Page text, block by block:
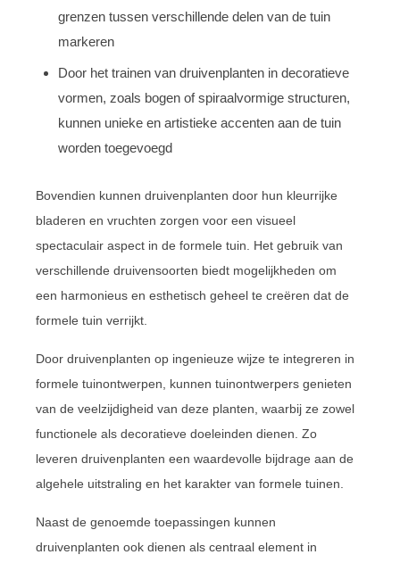
grenzen tussen verschillende delen van de tuin
markeren
Door het trainen van druivenplanten in decoratieve
vormen, zoals bogen of spiraalvormige structuren,
kunnen unieke en artistieke accenten aan de tuin
worden toegevoegd
Bovendien kunnen druivenplanten door hun kleurrijke
bladeren en vruchten zorgen voor een visueel
spectaculair aspect in de formele tuin. Het gebruik van
verschillende druivensoorten biedt mogelijkheden om
een harmonieus en esthetisch geheel te creëren dat de
formele tuin verrijkt.
Door druivenplanten op ingenieuze wijze te integreren in
formele tuinontwerpen, kunnen tuinontwerpers genieten
van de veelzijdigheid van deze planten, waarbij ze zowel
functionele als decoratieve doeleinden dienen. Zo
leveren druivenplanten een waardevolle bijdrage aan de
algehele uitstraling en het karakter van formele tuinen.
Naast de genoemde toepassingen kunnen
druivenplanten ook dienen als centraal element in